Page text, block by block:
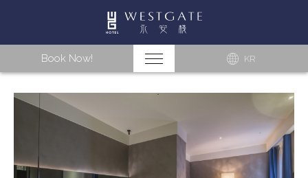
Book Now! KR